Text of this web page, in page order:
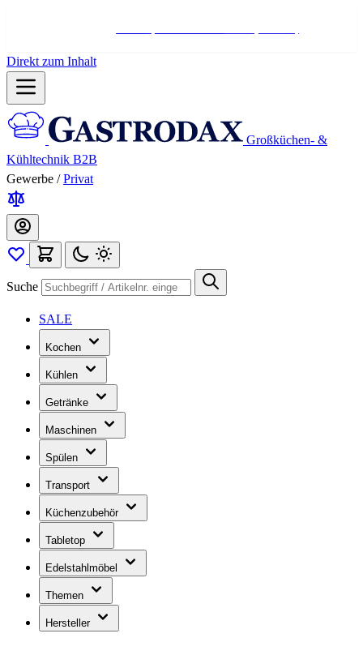
Direkt zum Inhalt
Großküchen- &
Kühltechnik B2B
Gewerbe / Privat
Suche
SALE
Kochen
Kühlen
Getränke
Maschinen
Spülen
Transport
Küchenzubehör
Tabletop
Edelstahlmöbel
Themen
Hersteller